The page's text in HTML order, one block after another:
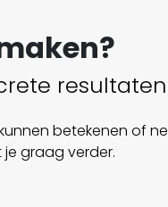
betekenen of
graag verder.